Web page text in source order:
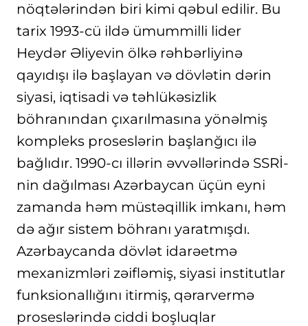
nöqtələrindən biri kimi qəbul edilir. Bu
tarix 1993-cü ildə ümummilli lider
Heydər Əliyevin ölkə rəhbərliyinə
qayıdışı ilə başlayan və dövlətin dərin
siyasi, iqtisadi və təhlükəsizlik
böhranından çıxarılmasına yönəlmiş
kompleks proseslərin başlanğıcı ilə
bağlıdır. 1990-cı illərin əvvəllərində SSRİ-
nin dağılması Azərbaycan üçün eyni
zamanda həm müstəqillik imkanı, həm
də ağır sistem böhranı yaratmışdı.
Azərbaycanda dövlət idarəetmə
mexanizmləri zəifləmiş, siyasi institutlar
funksionallığını itirmiş, qərarvermə
proseslərində ciddi boşluqlar